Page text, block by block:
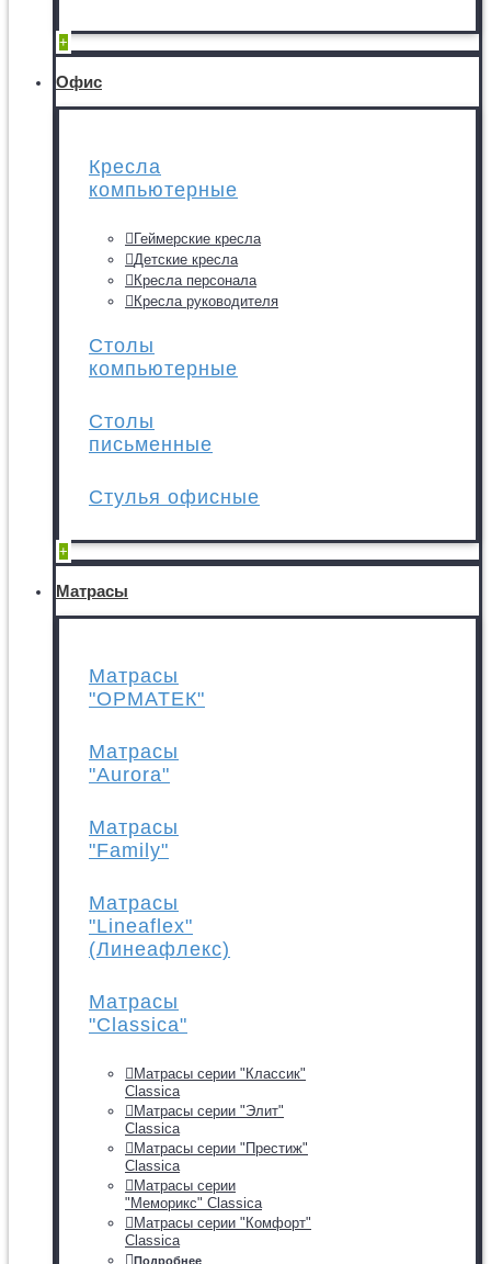
+
Офис
Кресла
компьютерные
Геймерские кресла
Детские кресла
Кресла персонала
Кресла руководителя
Столы
компьютерные
Столы
письменные
Стулья офисные
+
Матрасы
Матрасы
"ОРМАТЕК"
Матрасы
"Aurora"
Матрасы
"Family"
Матрасы
"Lineaflex"
(Линеафлекс)
Матрасы
"Classica"
Матрасы серии "Классик"
Classica
Матрасы серии "Элит"
Classica
Матрасы серии "Престиж"
Classica
Матрасы серии
"Меморикс" Classica
Матрасы серии "Комфорт"
Classica
Подробнее